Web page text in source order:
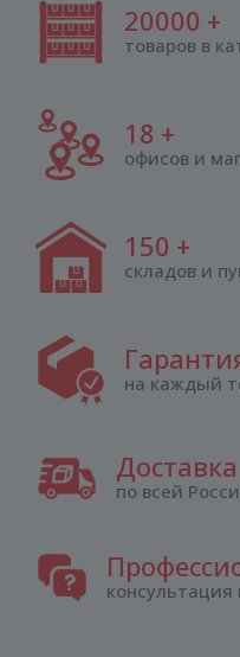
20000 +
товаров в
18 +
офисов и
150 +
складов и
на каждый
Доставка
по всей
консультация